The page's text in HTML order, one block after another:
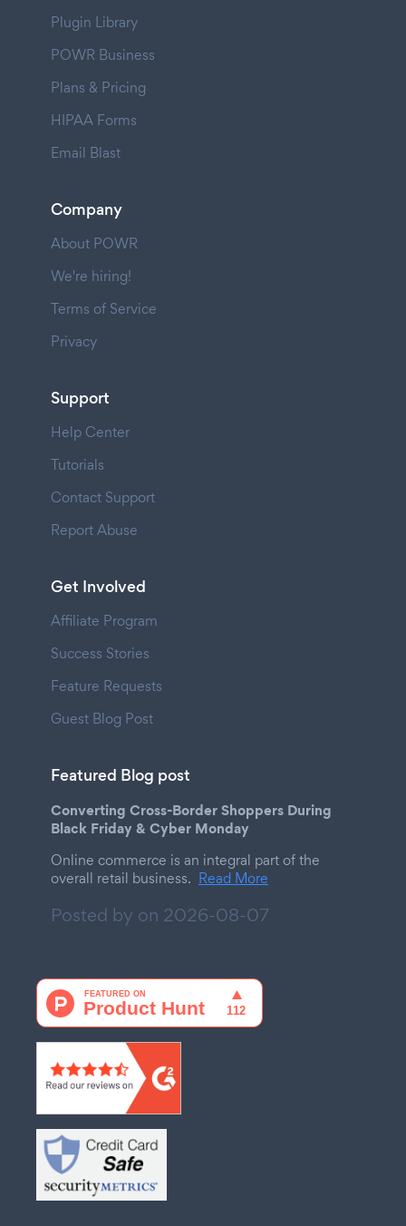
Plugin Library
POWR Business
Plans & Pricing
HIPAA Forms
Email Blast
Company
About POWR
We're hiring!
Terms of Service
Privacy
Support
Help Center
Tutorials
Contact Support
Report Abuse
Get Involved
Affiliate Program
Success Stories
Feature Requests
Guest Blog Post
Featured Blog post
Converting Cross-Border Shoppers During
Black Friday & Cyber Monday
Online commerce is an integral part of the
overall retail business. Read More
Posted by on 2026-08-07